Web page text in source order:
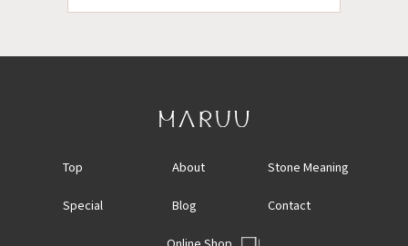
Top About Stone Meaning
Special Blog Contact
Online Shop